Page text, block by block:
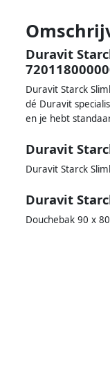
Duravit
Duravit Starck
dé Duravit
en je hebt
Duravit
Duravit Starck
Duravit
Douchebak 90 x